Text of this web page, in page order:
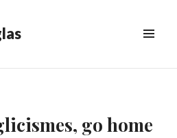
WIDGETS
go home